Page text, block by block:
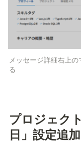
メッセージ詳細右上
る
プロジェク
日」設定追加